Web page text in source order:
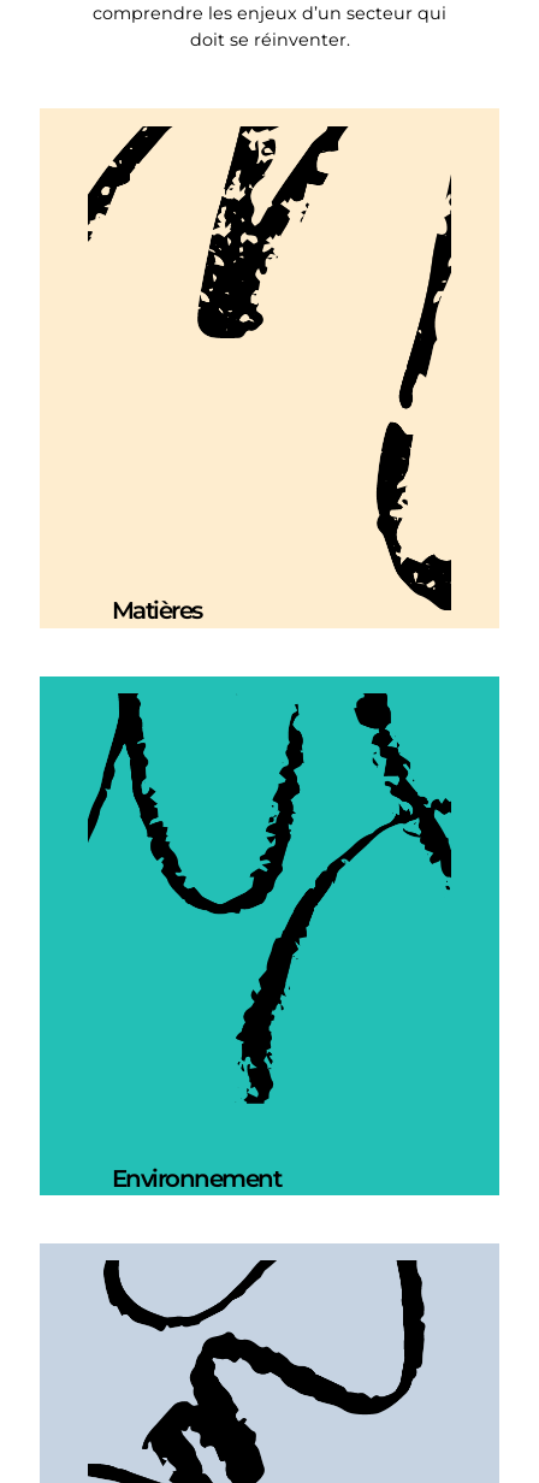
comprendre les enjeux d’un secteur qui
doit se réinventer.
Matières
Environnement